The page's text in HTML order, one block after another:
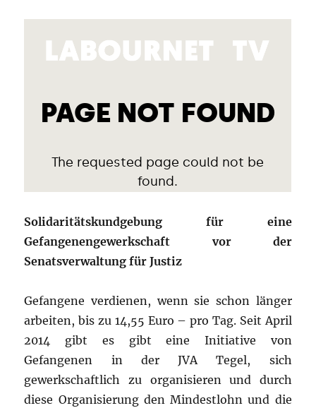
Solidaritätskundgebung für eine
Gefangenengewerkschaft vor der
Senatsverwaltung für Justiz
Gefangene verdienen, wenn sie schon länger
arbeiten, bis zu 14,55 Euro – pro Tag. Seit April
2014 gibt es gibt eine Initiative von
Gefangenen in der JVA Tegel, sich
gewerkschaftlich zu organisieren und durch
diese Organisierung den Mindestlohn und die